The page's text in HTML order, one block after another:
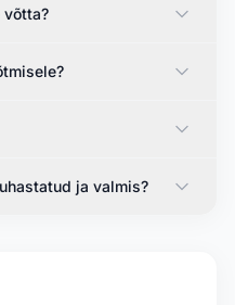
võtta?
ja valmis?